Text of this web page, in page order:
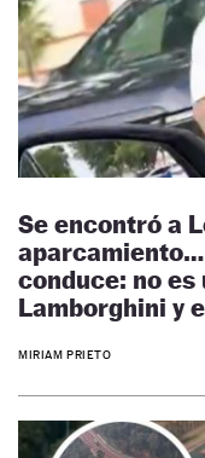
Se encontró a
conduce: no es
Lamborghini y
MIRIAM PRIETO